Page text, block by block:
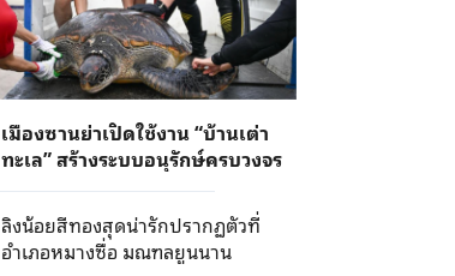
เมืองซานย่าเปิดใช้งาน “บ้านเต่า
ทะเล” สร้างระบบอนุรักษ์ครบวงจร
ลิงน้อยสีทองสุดน่ารักปรากฏตัวที่
อำเภอหมางซื่อ มณฑลยูนนาน